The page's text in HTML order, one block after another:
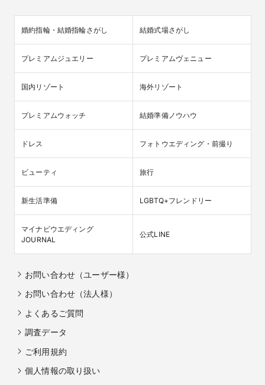
婚約指輪・結婚指輪さがし 結婚式場さがし
プレミアムジュエリー プレミアムヴェニュー
国内リゾート 海外リゾート
プレミアムウォッチ 結婚準備ノウハウ
ドレス フォトウエディング・前撮り
ビューティ 旅行
新生活準備 LGBTQ+フレンドリー
マイナビウエディング
JOURNAL
公式LINE
お問い合わせ（ユーザー様）
お問い合わせ（法人様）
よくあるご質問
調査データ
ご利用規約
個人情報の取り扱い